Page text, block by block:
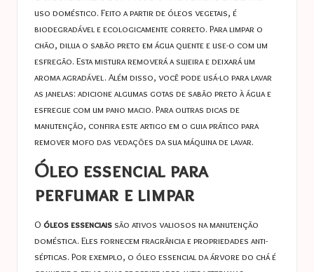
uso doméstico. Feito a partir de óleos vegetais, é
biodegradável e ecologicamente correto. Para limpar o
chão, dilua o sabão preto em água quente e use-o com um
esfregão. Esta mistura removerá a sujeira e deixará um
aroma agradável. Além disso, você pode usá-lo para lavar
as janelas: adicione algumas gotas de sabão preto à água e
esfregue com um pano macio. Para outras dicas de
manutenção, confira este artigo em o guia prático para
remover mofo das vedações da sua máquina de lavar.
Óleo essencial para
perfumar e limpar
O óleos essenciais são ativos valiosos na manutenção
doméstica. Eles fornecem fragrância e propriedades anti-
sépticas. Por exemplo, o óleo essencial da árvore do chá é